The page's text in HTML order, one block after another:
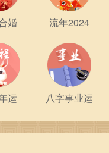
婚 流年2024
运 八字事业运